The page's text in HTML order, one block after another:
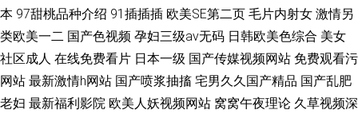
本 97甜桃品种介绍 91插插插 欧美SE第二页 毛片内射女 激情另
类欧美一二 国产色视频 孕妇三级av无码 日韩欧美色综合 美女
社区成人 在线免费看片 日本一级 国产传媒视频网站 免费观看污
网站 最新激情h网站 国产喷浆抽搐 宅男久久国产精品 国产乱肥
老妇 最新福利影院 欧美人妖视频网站 窝窝午夜理论 久草视频深